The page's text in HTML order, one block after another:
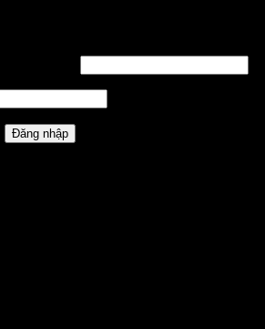
Đăng nhập